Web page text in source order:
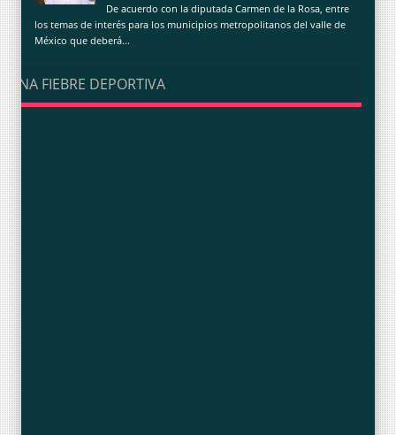
De acuerdo con la diputada Carmen de la Rosa, entre
los temas de interés para los municipios metropolitanos del valle de
México que deberá...
UNA FIEBRE DEPORTIVA